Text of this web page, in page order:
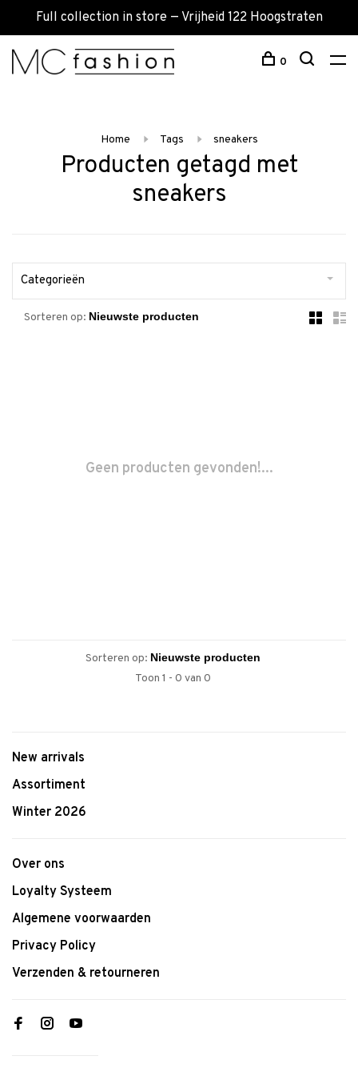
Full collection in store — Vrijheid 122 Hoogstraten
0
Home Tags sneakers
Producten getagd met
sneakers
Categorieën
Sorteren op:
Geen producten gevonden!...
Sorteren op:
Toon 1 - 0 van 0
New arrivals
Assortiment
Winter 2026
Over ons
Loyalty Systeem
Algemene voorwaarden
Privacy Policy
Verzenden & retourneren